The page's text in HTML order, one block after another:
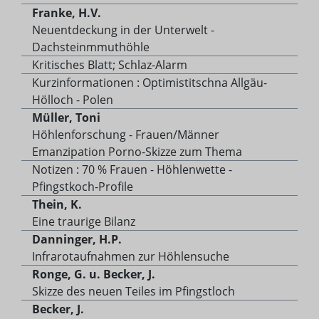
Franke, H.V.
Neuentdeckung in der Unterwelt -
Dachsteinmmuthöhle
Kritisches Blatt; Schlaz-Alarm
Kurzinformationen : Optimistitschna Allgäu-
Hölloch - Polen
Müller, Toni
Höhlenforschung - Frauen/Männer
Emanzipation Porno-Skizze zum Thema
Notizen : 70 % Frauen - Höhlenwette -
Pfingstkoch-Profile
Thein, K.
Eine traurige Bilanz
Danninger, H.P.
Infrarotaufnahmen zur Höhlensuche
Ronge, G. u. Becker, J.
Skizze des neuen Teiles im Pfingstloch
Becker, J.